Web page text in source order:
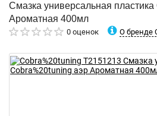
Смазка универсальная
Ароматная 400мл
0 оценок О бренде